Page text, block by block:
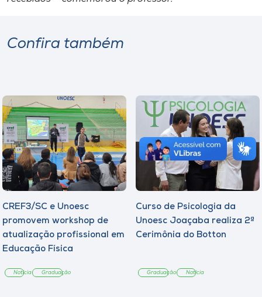
Confira também
CREF3/SC e Unoesc
promovem workshop de
atualização profissional em
Educação Física
Notícia Graduação
Curso de Psicologia da
Unoesc Joaçaba realiza 2ª
Cerimônia do Botton
Graduação Notícia